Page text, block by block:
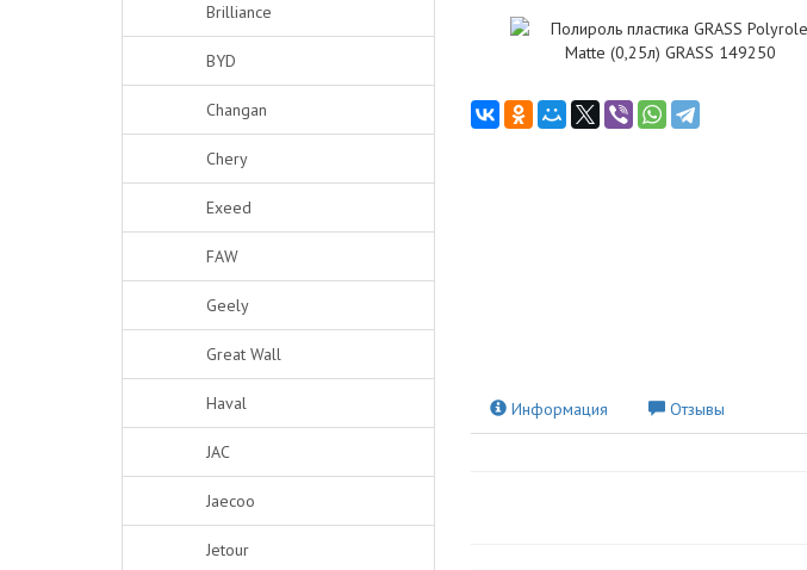
Brilliance
BYD
Changan
Chery
Exeed
FAW
Geely
Great Wall
Haval
JAC
Jaecoo
Jetour
Информация Отзывы